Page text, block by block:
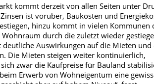
kommt derzeit von allen Seiten unter
ist vorüber, Baukosten und
hinzu kommt in vielen Kommunen
durch die zuletzt wieder
deutliche Auswirkungen auf die Mieten und
Die Mieten steigen weiter kontinuierlich,
zwar die Kaufpreise für Bauland
Erwerb von Wohneigentum eine